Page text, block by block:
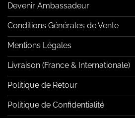
Devenir Ambassadeur
Conditions Générales de Vente
Mentions Légales
Livraison (France & Internationale)
Politique de Retour
Politique de Confidentialité